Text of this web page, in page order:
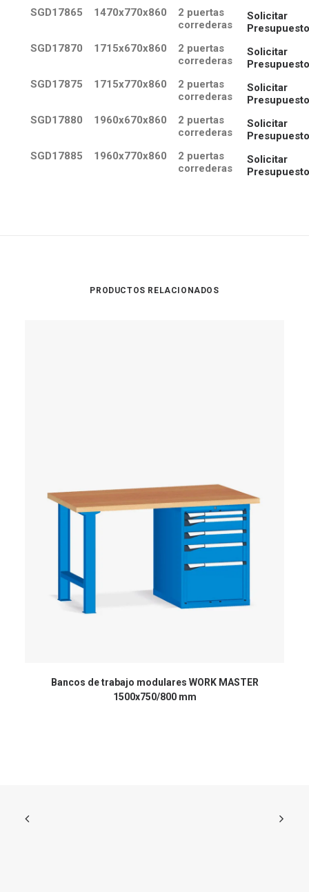
SGD17865
1470x770x860
2 puertas
correderas
Solicitar
Presupuesto
SGD17870
1715x670x860
2 puertas
correderas
Solicitar
Presupuesto
SGD17875
1715x770x860
2 puertas
correderas
Solicitar
Presupuesto
SGD17880
1960x670x860
2 puertas
correderas
Solicitar
Presupuesto
SGD17885
1960x770x860
2 puertas
correderas
Solicitar
Presupuesto
PRODUCTOS RELACIONADOS
Bancos de trabajo modulares WORK MASTER
1500x750/800 mm